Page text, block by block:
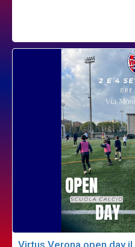
Virtus Verona open day